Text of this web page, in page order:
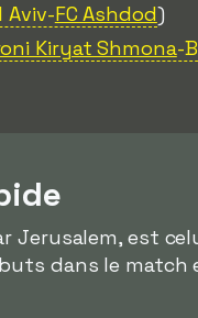
Aviv-FC Ashdod)
Kiryat Shmona-
Jerusalem, est
dans le match